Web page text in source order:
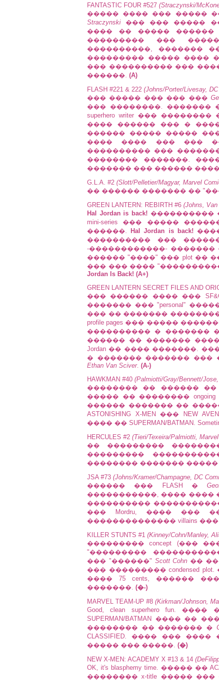
FANTASTIC FOUR #527 (Straczynski/
����� ���� ��� �����
Straczynski ��� ��� �����
���� �� ����� ������
��������� ���
����������, �������
��������� ����� ����
��� ���������� ���
������. (A)
FLASH #221 & 222 (Johns/Porter/Livesay,
��� ����� ��� ��� ���
��� ��������. �������
superhero writer ���
���� ������ ��� �
������ ����� �����
���� ���� ��� ���
���������� ���
�������� �������.
������� ��� ������ �����
G.L.A. #2 (Slott/Pelletier/Magyar, Marvel
�� ������ ������� ��
GREEN LANTERN: REBIRTH #6 (Johns,
Hal Jordan is back! ����������
mini-series ��� �����
������.
Hal Jordan is back!
���������� ���
-������������- �������
������ "����" ��� plot ��
��� ��� ����
Jordan Is Back! (A+)
GREEN LANTERN SECRET FILES AND
��� ������ ���� ���
������� ��� "personal"
��� �� ������� ��������
profile pages ��� �����
���������� � �������
������ �� �������
Jordan �� ���� �������.
� ������� ������� ���
Ethan Van Sciver. (A-)
HAWKMAN #40 (Palmiotti/Gray/Bennett/
�������� �� ������ ��
����� �� �������� ongoing
������ ������� ��
ASTONISHING X-MEN ���
���� �� SUPERMAN/BATMAN.
HERCULES #2 (Tieri/Texeira/Palmiotti,
�� ���������
���������
�������� �������
JSA #73 (Johns/Kramer/Champagne, DC
������ ��� FLASH �
�����������, ���� ����
����������
��� Mordru, ���� ���
�������������� villains ���
KILLER STUNTS #1 (Kinney/Cohn/Manley,
��������� concept (���
"���������
��� "������" Scott Cohn ��
��� ��������� condensed
���� 75 cents, ������
�������. (�-)
MARVEL TEAM-UP #8 (Kirkman/Johnson,
Good, clean superhero fun.
SUPERMAN/BATMAN ���� ��
�������� �� ������� �
CLASSIFIED. ���� ���
����� ��� �����. (�)
NEW X-MEN: ACADEMY X #13 & 14
OK, it's blasphemy time. �����
�������� x-title �����